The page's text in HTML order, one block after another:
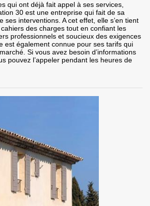
qui ont déjà fait appel à ses services,
30 est une entreprise qui fait de sa
ses interventions. A cet effet, elle s’en tient
des charges tout en confiant les
professionnels et soucieux des exigences
est également connue pour ses tarifs qui
Si vous avez besoin d’informations
pouvez l’appeler pendant les heures de